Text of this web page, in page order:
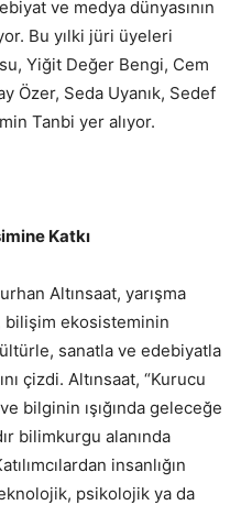
ve medya dünyasının
Bu yılki jüri üyeleri
Yiğit Değer Bengi, Cem
Özer, Seda Uyanık, Sedef
Tanbi yer alıyor.
Katkı
Altınsaat, yarışma
bilişim ekosisteminin
sanatla ve edebiyatla
çizdi. Altınsaat, “Kurucu
bilginin ışığında geleceğe
bilimkurgu alanında
insanlığın
psikolojik ya da